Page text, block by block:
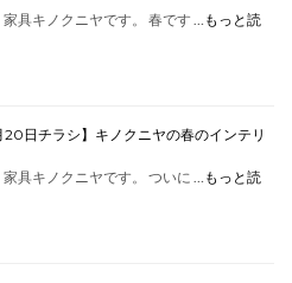
具キノクニヤです。 春です … もっと読
20日チラシ】キノクニヤの春のインテリ
具キノクニヤです。 ついに … もっと読